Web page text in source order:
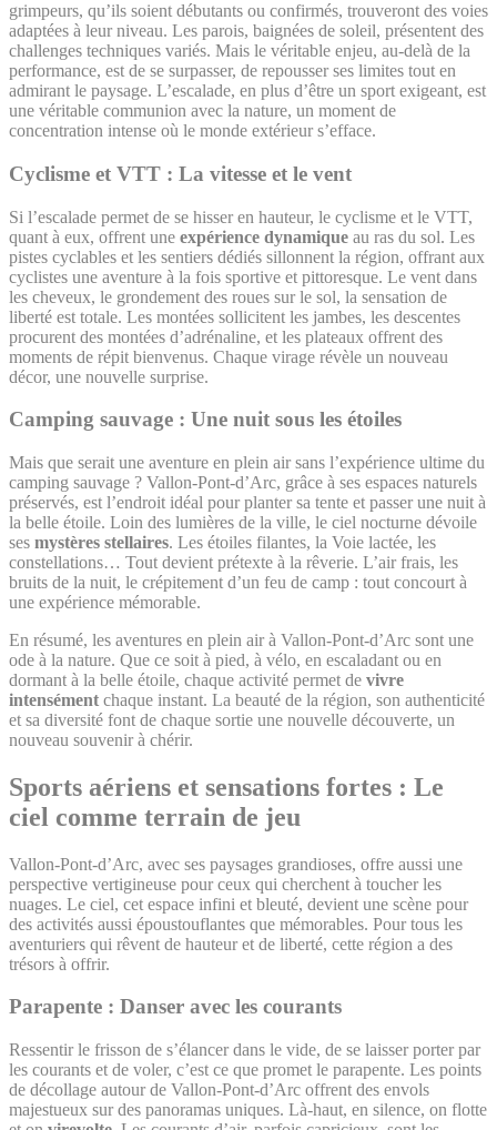
grimpeurs, qu’ils soient débutants ou confirmés, trouveront des voies
adaptées à leur niveau. Les parois, baignées de soleil, présentent des
challenges techniques variés. Mais le véritable enjeu, au-delà de la
performance, est de se surpasser, de repousser ses limites tout en
admirant le paysage. L’escalade, en plus d’être un sport exigeant, est
une véritable communion avec la nature, un moment de
concentration intense où le monde extérieur s’efface.
Cyclisme et VTT : La vitesse et le vent
Si l’escalade permet de se hisser en hauteur, le cyclisme et le VTT,
quant à eux, offrent une expérience dynamique au ras du sol. Les
pistes cyclables et les sentiers dédiés sillonnent la région, offrant aux
cyclistes une aventure à la fois sportive et pittoresque. Le vent dans
les cheveux, le grondement des roues sur le sol, la sensation de
liberté est totale. Les montées sollicitent les jambes, les descentes
procurent des montées d’adrénaline, et les plateaux offrent des
moments de répit bienvenus. Chaque virage révèle un nouveau
décor, une nouvelle surprise.
Camping sauvage : Une nuit sous les étoiles
Mais que serait une aventure en plein air sans l’expérience ultime du
camping sauvage ? Vallon-Pont-d’Arc, grâce à ses espaces naturels
préservés, est l’endroit idéal pour planter sa tente et passer une nuit à
la belle étoile. Loin des lumières de la ville, le ciel nocturne dévoile
ses mystères stellaires. Les étoiles filantes, la Voie lactée, les
constellations… Tout devient prétexte à la rêverie. L’air frais, les
bruits de la nuit, le crépitement d’un feu de camp : tout concourt à
une expérience mémorable.
En résumé, les aventures en plein air à Vallon-Pont-d’Arc sont une
ode à la nature. Que ce soit à pied, à vélo, en escaladant ou en
dormant à la belle étoile, chaque activité permet de vivre
intensément chaque instant. La beauté de la région, son authenticité
et sa diversité font de chaque sortie une nouvelle découverte, un
nouveau souvenir à chérir.
Sports aériens et sensations fortes : Le
ciel comme terrain de jeu
Vallon-Pont-d’Arc, avec ses paysages grandioses, offre aussi une
perspective vertigineuse pour ceux qui cherchent à toucher les
nuages. Le ciel, cet espace infini et bleuté, devient une scène pour
des activités aussi époustouflantes que mémorables. Pour tous les
aventuriers qui rêvent de hauteur et de liberté, cette région a des
trésors à offrir.
Parapente : Danser avec les courants
Ressentir le frisson de s’élancer dans le vide, de se laisser porter par
les courants et de voler, c’est ce que promet le parapente. Les points
de décollage autour de Vallon-Pont-d’Arc offrent des envols
majestueux sur des panoramas uniques. Là-haut, en silence, on flotte